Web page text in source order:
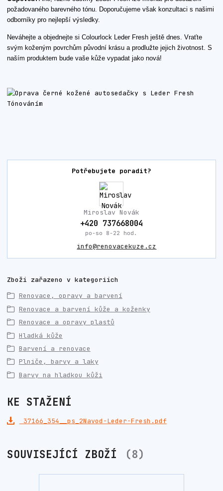
požadovaného barevného tónu. Doporučujeme však konzultaci s našimi
odborníky pro nejlepší výsledky.
Neváhejte a objednejte si Colourlock Leder Fresh ještě dnes. Vraťte
svým koženým povrchům původní krásu a prodlužte jejich životnost. S
naším produktem bude vaše kůže vypadat jako nová!
Potřebujete poradit?
Miroslav Novák
+420 737668004
po-so 8-22 hod.
info@renovacekuze.cz
Zboží zařazeno v kategoriích
Renovace, opravy a barvení
Renovace a barvení kůže a koženky
Renovace a opravy plastů
Hladká kůže
Barvení a renovace
Plniče, barvy a laky
Barvy na hladkou kůži
KE STAŽENÍ
37166_354__ps_2Navod-Leder-Fresh.pdf
SOUVISEJÍCÍ ZBOŽÍ 8